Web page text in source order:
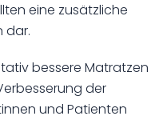
eine zusätzliche
dar.
bessere Matratzen
der
und Patienten